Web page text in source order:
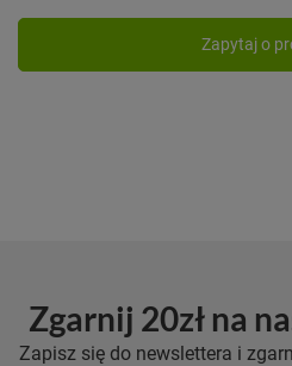
Zapytaj o
Zgarnij 20zł na
Zapisz się do newslettera i